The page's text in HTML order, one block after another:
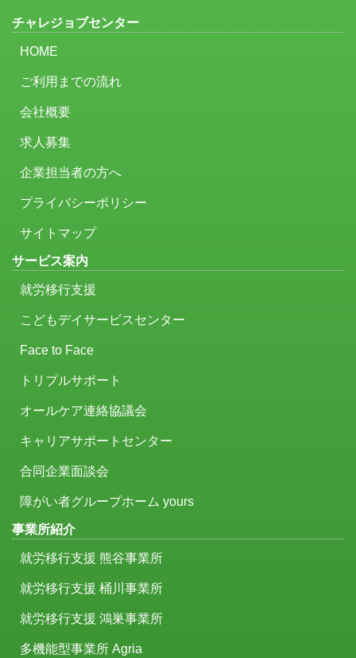
チャレジョブセンター
HOME
ご利用までの流れ
会社概要
求人募集
企業担当者の方へ
プライバシーポリシー
サイトマップ
サービス案内
就労移行支援
こどもデイサービスセンター
Face to Face
トリプルサポート
オールケア連絡協議会
キャリアサポートセンター
合同企業面談会
障がい者グループホーム yours
事業所紹介
就労移行支援 熊谷事業所
就労移行支援 桶川事業所
就労移行支援 鴻巣事業所
多機能型事業所 Agria